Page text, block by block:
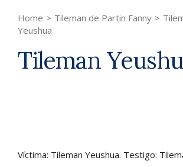
Home > Tileman de Partin Fanny >
Yeushua
Tileman
Víctima: Tileman Yeushua. Testigo: